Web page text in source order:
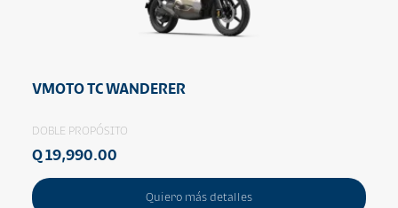
VMOTO TC WANDERER
DOBLE PROPÓSITO
Q 19,990.00
Quiero más detalles